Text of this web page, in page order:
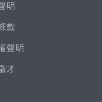
明
款
聲明
才